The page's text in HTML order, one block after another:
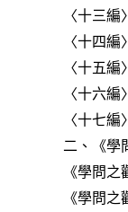
〈十三
〈十四
〈十五
〈十六
〈十七
二、《學
《學問
《學問